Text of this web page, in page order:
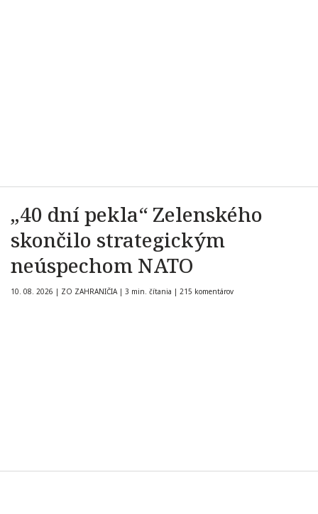
„40 dní pekla“ Zelenského
skončilo strategickým
neúspechom NATO
10. 08. 2026 | ZO ZAHRANIČIA | 3 min. čítania | 215 komentárov